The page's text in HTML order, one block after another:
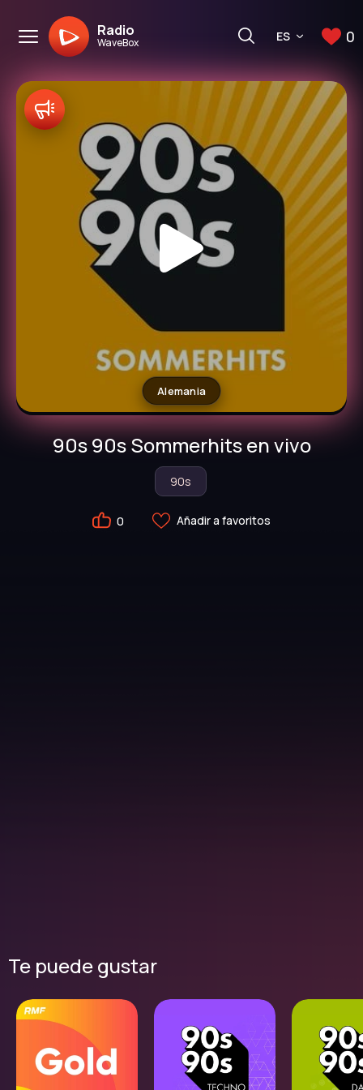
Radio
WaveBox ES 0
Alemania
90s 90s Sommerhits en vivo
90s
0 Añadir a favoritos
Te puede gustar